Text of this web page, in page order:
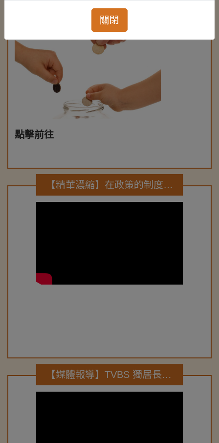
關閉
點擊前往
【精華濃縮】在政策的制度之外，我們能為偏鄉的老大人做什麼呢？ | 蔡智全 | TEDxDongWuU
【媒體報導】TVBS 獨居長者傷痛無人問 後山社工溫暖送關懷